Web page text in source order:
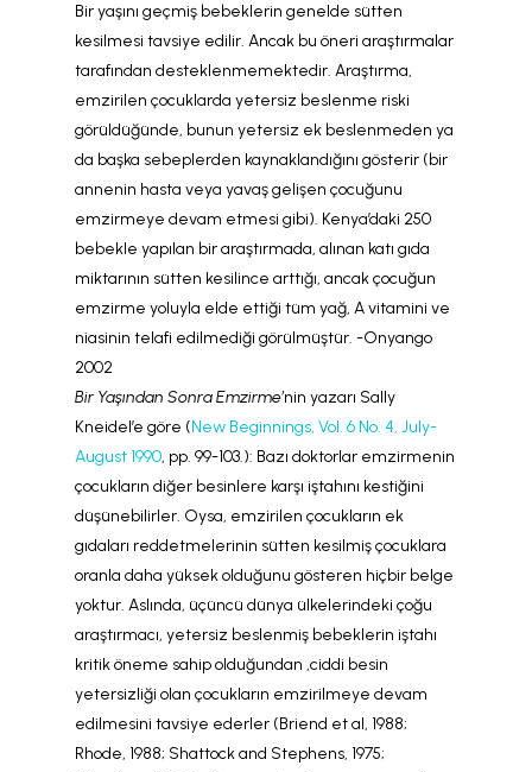
Bir yaşını geçmiş bebeklerin genelde sütten
kesilmesi tavsiye edilir. Ancak bu öneri araştırmalar
tarafından desteklenmemektedir. Araştırma,
emzirilen çocuklarda yetersiz beslenme riski
görüldüğünde, bunun yetersiz ek beslenmeden ya
da başka sebeplerden kaynaklandığını gösterir (bir
annenin hasta veya yavaş gelişen çocuğunu
emzirmeye devam etmesi gibi). Kenya’daki 250
bebekle yapılan bir araştırmada, alınan katı gıda
miktarının sütten kesilince arttığı, ancak çocuğun
emzirme yoluyla elde ettiği tüm yağ, A vitamini ve
niasinin telafi edilmediği görülmüştür. -Onyango
2002
Bir Yaşından Sonra Emzirme’nin yazarı Sally
Kneidel’e göre (New Beginnings, Vol. 6 No. 4, July-
August 1990, pp. 99-103.): Bazı doktorlar emzirmenin
çocukların diğer besinlere karşı iştahını kestiğini
düşünebilirler. Oysa, emzirilen çocukların ek
gıdaları reddetmelerinin sütten kesilmiş çocuklara
oranla daha yüksek olduğunu gösteren hiçbir belge
yoktur. Aslında, üçüncü dünya ülkelerindeki çoğu
araştırmacı, yetersiz beslenmiş bebeklerin iştahı
kritik öneme sahip olduğundan ,ciddi besin
yetersizliği olan çocukların emzirilmeye devam
edilmesini tavsiye ederler (Briend et al, 1988;
Rhode, 1988; Shattock and Stephens, 1975;